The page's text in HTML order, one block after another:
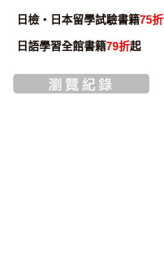
日檢・日本留學試驗書籍75折
日語學習全館書籍79折起